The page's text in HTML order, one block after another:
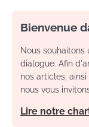
Bienvenue
Nous souhaitons
dialogue. Afin
nos articles,
nous vous
Lire notre